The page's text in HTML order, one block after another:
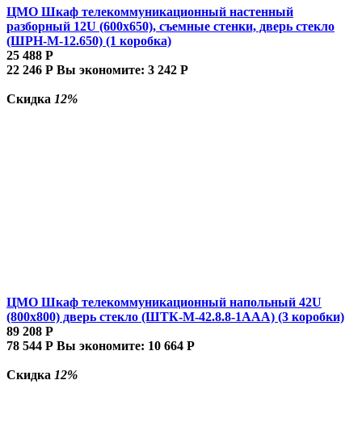
ЦМО Шкаф телекоммуникационный настенный
разборный 12U (600х650), съемные стенки, дверь стекло
(ШРН-М-12.650) (1 коробка)
25 488 Р
22 246 Р Вы экономите: 3 242 Р
Скидка 12%
ЦМО Шкаф телекоммуникационный напольный 42U
(800x800) дверь стекло (ШТК-М-42.8.8-1ААА) (3 коробки)
89 208 Р
78 544 Р Вы экономите: 10 664 Р
Скидка 12%